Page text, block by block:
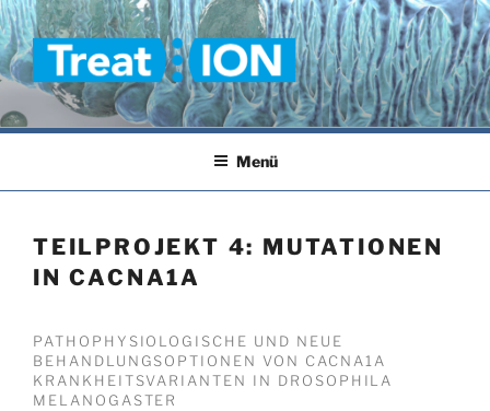
Zum
Inhalt
springen
TREAT-ION
Menü
TEILPROJEKT 4: MUTATIONEN
IN CACNA1A
PATHOPHYSIOLOGISCHE UND NEUE
BEHANDLUNGSOPTIONEN VON CACNA1A
KRANKHEITSVARIANTEN IN DROSOPHILA
MELANOGASTER